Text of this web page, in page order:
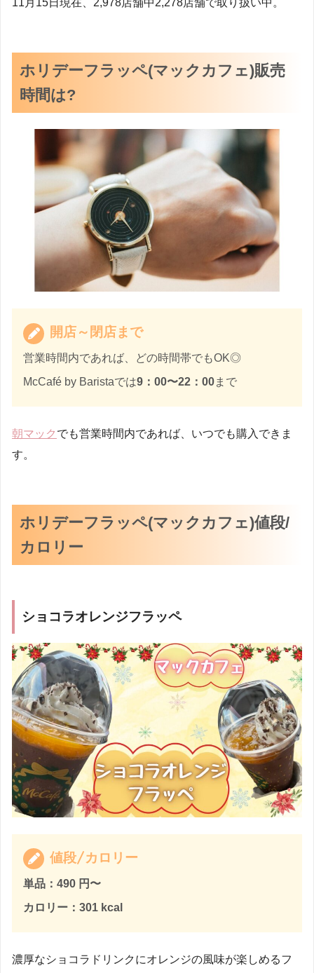
11月15日現在、2,978店舗中2,278店舗で取り扱い中。
ホリデーフラッペ(マックカフェ)販売
時間は?
開店～閉店まで
営業時間内であれば、どの時間帯でもOK◎
McCafé by Baristaでは9：00〜22：00まで
朝マック でも営業時間内であれば、いつでも購入できま
す。
ホリデーフラッペ(マックカフェ)値段/
カロリー
ショコラオレンジフラッペ
値段/カロリー
単品：490 円〜
カロリー：301 kcal
濃厚なショコラドリンクにオレンジの風味が楽しめるフ